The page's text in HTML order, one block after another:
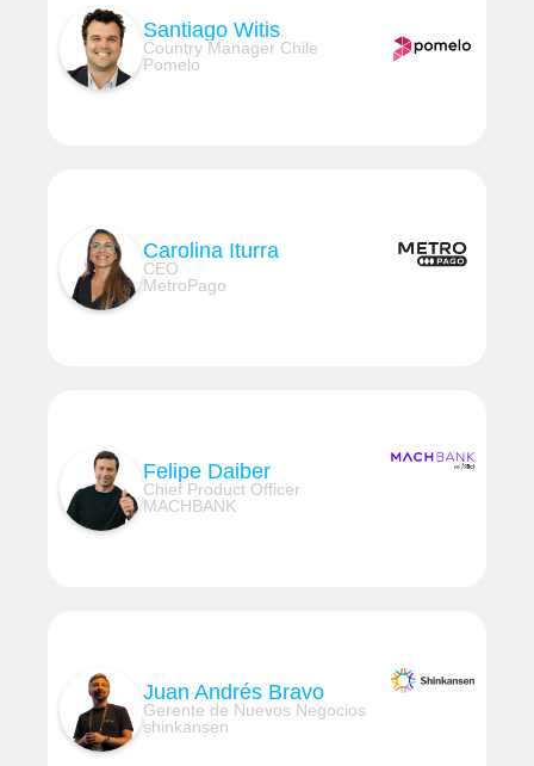
Santiago Witis
Country Manager Chile
Pomelo
Carolina Iturra
CEO
MetroPago
Felipe Daiber
Chief Product Officer
MACHBANK
Juan Andrés Bravo
Gerente de Nuevos Negocios
shinkansen